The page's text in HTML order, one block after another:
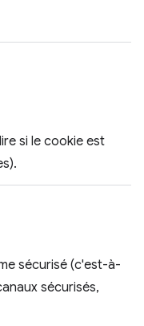
si le cookie est
sécurisé (c'est-à-
sécurisés,